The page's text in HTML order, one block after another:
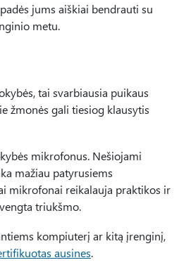
jums aiškiai bendrauti su
metu.
tai svarbiausia puikaus
žmonės gali tiesiog klausytis
mikrofonus. Nešiojami
mažiau patyrusiems
mikrofonai reikalauja praktikos ir
triukšmo.
kompiuterį ar kitą įrenginį,
ausines.